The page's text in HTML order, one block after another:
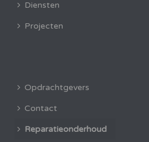
Diensten
Projecten
Opdrachtgevers
Contact
Reparatieonderhoud